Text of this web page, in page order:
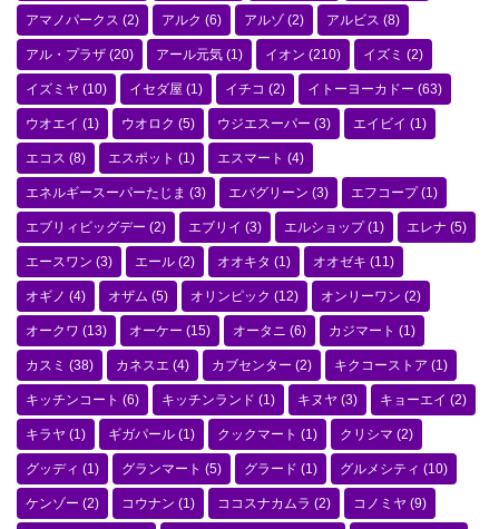
アマノパークス (2) アルク (6) アルゾ(2) アルビス (8)
アル・プラザ (20) アール元気 (1) イオン (210) イズミ (2)
イズミヤ (10) イセダ屋 (1) イチコ (2) イトーヨーカドー (63)
ウオエイ (1) ウオロク (5) ウジエスーパー (3) エイビイ (1)
エコス (8) エスポット (1) エスマート (4)
エネルギースーパーたじま (3) エバグリーン (3) エフコープ(1)
エブリィビッグデー (2) エブリイ (3) エルショップ(1) エレナ (5)
エースワン (3) エール (2) オオキタ (1) オオゼキ (11)
オギノ (4) オザム (5) オリンピック (12) オンリーワン (2)
オークワ (13) オーケー (15) オータニ (6) カジマート (1)
カスミ (38) カネスエ (4) カブセンター (2) キクコーストア (1)
キッチンコート (6) キッチンランド (1) キヌヤ (3) キョーエイ (2)
キラヤ (1) ギガパール (1) クックマート (1) クリシマ (2)
グッディ (1) グランマート (5) グラード (1) グルメシティ (10)
ケンゾー (2) コウナン (1) ココスナカムラ (2) コノミヤ (9)